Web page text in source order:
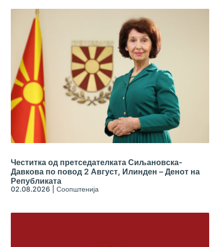
Честитка од претседателката Сиљановска-
Давкова по повод 2 Август, Илинден – Денот на
Републиката
02.08.2026 |Соопштенија